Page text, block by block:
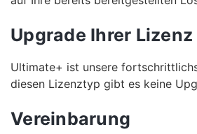
Upgrade Ihrer Lizenz
Ultimate+ ist unsere
diesen Lizenztyp gibt es keine
Vereinbarung